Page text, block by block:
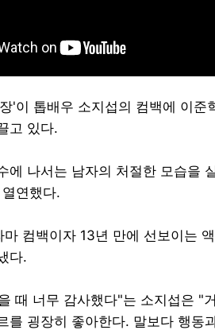
'이 톱배우 소지섭의 컴백에 이준
고 있다.
에 나서는 남자의 처절한 모습을
연했다.
컴백이자 13년 만에 선보이는
다.
때 너무 감사했다"는 소지섭은 "
를 굉장히 좋아한다. 말보다 행동